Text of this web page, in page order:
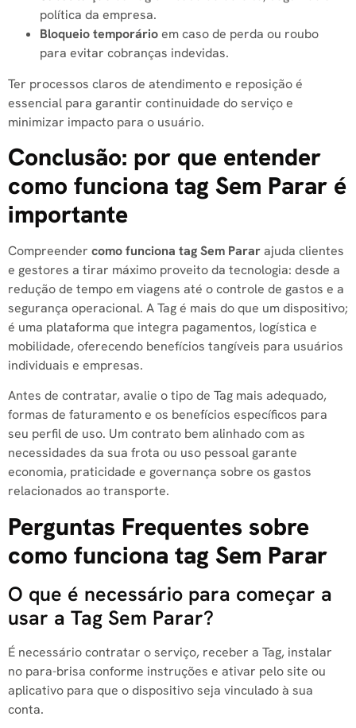
política da empresa.
Bloqueio temporárioem caso de perda ou roubo
para evitar cobranças indevidas.
Ter processos claros de atendimento e reposição é
essencial para garantir continuidade do serviço e
minimizar impacto para o usuário.
Conclusão: por que entender
como funciona tag Sem Parar é
importante
Compreender como funciona tag Sem Pararajuda clientes
e gestores a tirar máximo proveito da tecnologia: desde a
redução de tempo em viagens até o controle de gastos e a
segurança operacional. A Tag é mais do que um dispositivo;
é uma plataforma que integra pagamentos, logística e
mobilidade, oferecendo benefícios tangíveis para usuários
individuais e empresas.
Antes de contratar, avalie o tipo de Tag mais adequado,
formas de faturamento e os benefícios específicos para
seu perfil de uso. Um contrato bem alinhado com as
necessidades da sua frota ou uso pessoal garante
economia, praticidade e governança sobre os gastos
relacionados ao transporte.
Perguntas Frequentes sobre
como funciona tag Sem Parar
O que é necessário para começar a
usar a Tag Sem Parar?
É necessário contratar o serviço, receber a Tag, instalar
no para-brisa conforme instruções e ativar pelo site ou
aplicativo para que o dispositivo seja vinculado à sua
conta.